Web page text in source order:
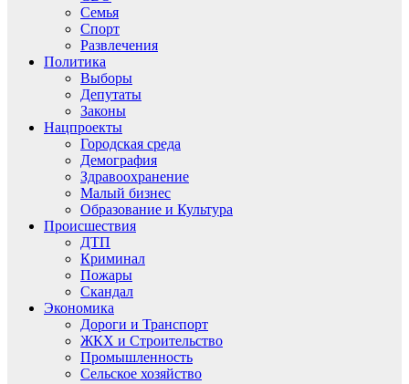
Семья
Спорт
Развлечения
Политика
Выборы
Депутаты
Законы
Нацпроекты
Городская среда
Демография
Здравоохранение
Малый бизнес
Образование и Культура
Происшествия
ДТП
Криминал
Пожары
Скандал
Экономика
Дороги и Транспорт
ЖКХ и Строительство
Промышленность
Сельское хозяйство